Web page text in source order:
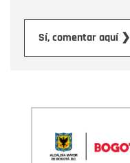
Sí, comentar aquí ❯